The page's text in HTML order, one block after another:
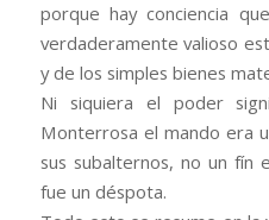
porque hay conciencia
verdaderamente valioso
y de los simples bienes
Ni siquiera el poder
Monterrosa el mando era
sus subalternos, no un fín
fue un déspota.